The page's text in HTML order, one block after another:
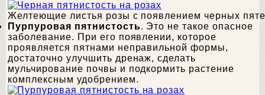
Желтеющие листья розы с появлением черных
Пурпуровая пятнистость. Это не такое опасное
заболевание. При его появлении, которое
проявляется пятнами неправильной формы,
достаточно улучшить дренаж, сделать
мульчирование почвы и подкормить растение
комплексным удобрением.